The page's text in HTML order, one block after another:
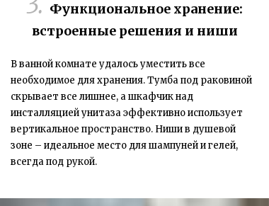
Функциональное хранение:
встроенные решения и ниши
В ванной комнате удалось уместить все
необходимое для хранения.Тумба под раковиной
скрывает все лишнее, ашкафчик над
инсталляцией унитазаэффективно использует
вертикальное пространство. Ниши в душевой
зоне – идеальное место для шампуней и гелей,
всегда под рукой.